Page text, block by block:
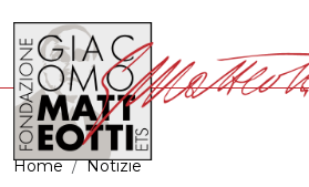
Home Notizie